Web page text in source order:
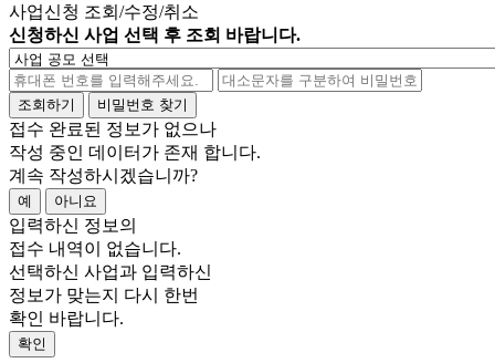
사업신청 조회/수정/취소
신청하신 사업 선택 후 조회 바랍니다.
조회하기 비밀번호 찾기
접수 완료된 정보가 없으나
작성 중인 데이터가 존재 합니다.
계속 작성하시겠습니까?
예 아니요
입력하신 정보의
접수 내역이 없습니다.
선택하신 사업과 입력하신
정보가 맞는지 다시 한번
확인 바랍니다.
확인